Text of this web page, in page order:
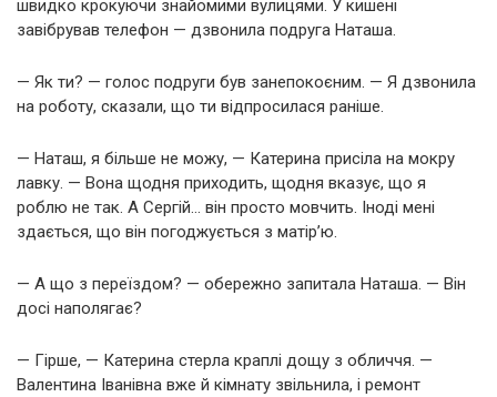
швидко крокуючи знайомими вулицями. У кишені
завібрував телефон — дзвонила подруга Наташа.
— Як ти? — голос подруги був занепокоєним. — Я дзвонила
на роботу, сказали, що ти відпросилася раніше.
— Наташ, я більше не можу, — Катерина присіла на мокру
лавку. — Вона щодня приходить, щодня вказує, що я
роблю не так. А Сергій… він просто мовчить. Іноді мені
здається, що він погоджується з матір’ю.
— А що з переїздом? — обережно запитала Наташа. — Він
досі наполягає?
— Гірше, — Катерина стерла краплі дощу з обличчя. —
Валентина Іванівна вже й кімнату звільнила, і ремонт